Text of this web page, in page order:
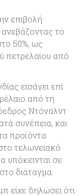
επιβολή
το
50%, ως
πετρελαίου από
εισάγει επί
από τη
Ντόναλντ
συνέπεια, και
προϊόντα
τελωνειακό
υπόκεινται σε
διάταγμα.
είχε δηλώσει ότι